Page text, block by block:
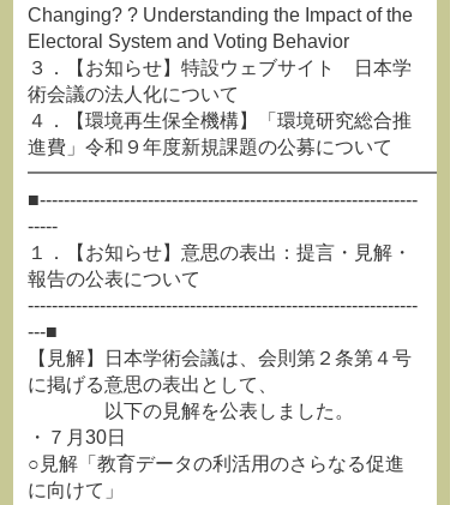
Changing? ? Understanding the Impact of the
Electoral System and Voting Behavior
３．【お知らせ】特設ウェブサイト 日本学
術会議の法人化について
４．【環境再生保全機構】「環境研究総合推
進費」令和９年度新規課題の公募について
■---------------------------------------------------------------
-----
１．【お知らせ】意思の表出：提言・見解・
報告の公表について
-----------------------------------------------------------------
---■
【見解】日本学術会議は、会則第２条第４号
に掲げる意思の表出として、
以下の見解を公表しました。
・７月30日
○見解「教育データの利活用のさらなる促進
に向けて」